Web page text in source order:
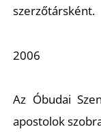
szerzőtársként.
2006
Az Óbudai
apostolok